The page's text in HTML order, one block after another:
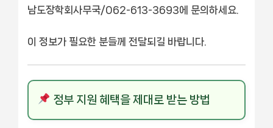
남도장학회사무국/062-613-3693에 문의하세요.
이 정보가 필요한 분들께 전달되길 바랍니다.
정부 지원 혜택을 제대로 받는 방법